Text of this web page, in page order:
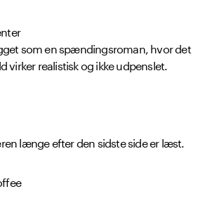
som en spændingsroman, hvor det
realistisk og ikke udpenslet.
længe efter den sidste side er læst.